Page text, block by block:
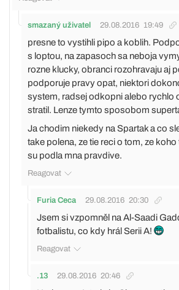
smazaný uživatel 29.08.2016 19:49
presne to vystihli pipo a koblih.
s loptou, na zapasoch sa neboja
rozne klucky, obranci rozohravaju aj
podporuje pravy opat, niektori
system, radsej odkopni alebo rychlo
stratil. Lenze tymto sposobom
Ja chodim niekedy na Spartak a co
take polena, ze tie reci o tom, ze koho
su podla mna pravdive.
Reagovat
Furia Ceca 29.08.2016 20:30
Jsem si vzpomněl na Al-Saadi
fotbalistu, co kdy hrál Serii A!
Reagovat
.13 29.08.2016 20:46